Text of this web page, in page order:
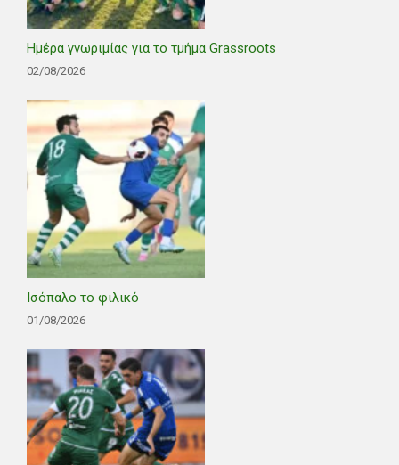
Ημέρα γνωριμίας για το τμήμα Grassroots
02/08/2026
Ισόπαλο το φιλικό
01/08/2026